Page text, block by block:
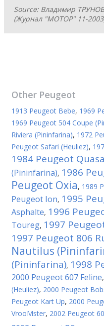
Source: Владимир
(Журнал "МОТОР" 11-
Other Peugeot
1913 Peugeot Bebe, 1969
1969 Peugeot 504 Coupe
Riviera (Pininfarina), 1972
Peugeot Safari (Heuliez),
1984 Peugeot
(Pininfarina), 1986
Peugeot Oxia, 1989
Peugeot Ion, 1995
Asphalte, 1996
Toureg, 1997
1997 Peugeot 806
Nautilus
(Pininfarina), 1998
2000 Peugeot 607 Feline,
(Heuliez), 2000 Peugeot
Peugeot Kart Up, 2000
VrooMster, 2002 Peugeot